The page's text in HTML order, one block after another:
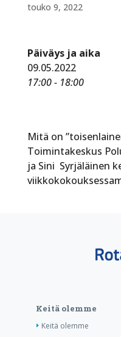
touko 9, 2022
Päiväys ja aika
09.05.2022
17:00 - 18:00
Mitä on
Toimintakeskus
ja Sini Syrjäläinen
Keitä olemme
Keitä olemme